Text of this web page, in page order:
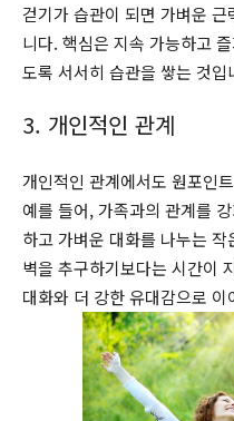
걷기가 습관이 되면 가벼운
니다. 핵심은 지속 가능하고
도록 서서히 습관을 쌓는 것입
3. 개인적인 관계
개인적인 관계에서도 원포인
예를 들어, 가족과의 관계를
하고 가벼운 대화를 나누는
벽을 추구하기보다는 시간이
대화와 더 강한 유대감으로 이